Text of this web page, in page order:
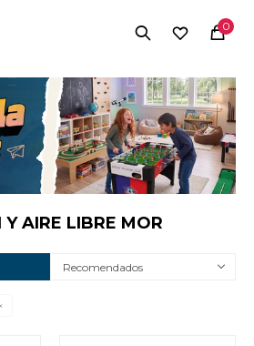
0
AIRE LIBRE MOR
Recomendados
MI CUENTA
y Construcción Electrodomésticos